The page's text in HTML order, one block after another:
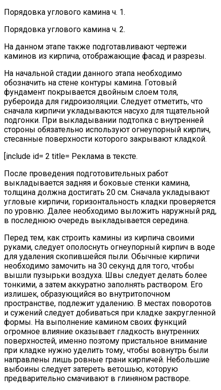
Порядовка углового камина ч. 1.
Порядовка углового камина ч. 2.
На данном этапе также подготавливают чертежи
каминов из кирпича, отображающие фасад и разрезы.
На начальной стадии данного этапа необходимо
обозначить на стене контуры камина. Готовый
фундамент покрывается двойным слоем толя,
рубероида для гидроизоляции. Следует отметить, что
сначала кирпичи укладываются насухо для тщательной
подгонки. При выкладывании подтопка с внутренней
стороны обязательно используют огнеупорный кирпич,
стесанные поверхности которого закрывают кладкой.
[include id= 2 title= Реклама в тексте.
После проведения подготовительных работ
выкладывается задняя и боковые стенки камина,
толщина должна достигать 20 см. Сначала укладывают
угловые кирпичи, горизонтальность кладки проверяется
по уровню. Далее необходимо выложить наружный ряд,
в последнюю очередь выкладывается середина.
Перед тем, как строить камины из кирпича своими
руками, следует ополоснуть огнеупорный кирпич в воде
для удаления скопившейся пыли. Обычные кирпичи
необходимо замочить на 30 секунд для того, чтобы
вышли пузырьки воздуха. Швы следует делать более
тонкими, а затем аккуратно заполнять раствором. Его
излишек, образующийся во внутритопочном
пространстве, подлежит удалению. В местах поворотов
и сужений следует добиваться при кладке закругленной
формы. На выполнение камином своих функций
огромное влияние оказывает гладкость внутренних
поверхностей, именно поэтому пристальное внимание
при кладке нужно уделить тому, чтобы вовнутрь были
направлены лишь ровные грани кирпичей. Небольшие
выбоины следует затереть ветошью, которую
предварительно смачивают в глиняном растворе.